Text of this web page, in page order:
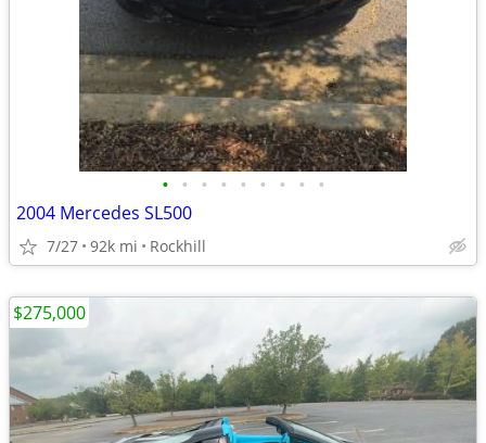
• • • • • • • • •
2004 Mercedes SL500
7/27 92k mi Rockhill
$275,000